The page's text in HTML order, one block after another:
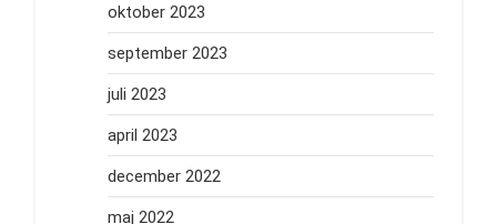
oktober 2023
september 2023
juli 2023
april 2023
december 2022
maj 2022